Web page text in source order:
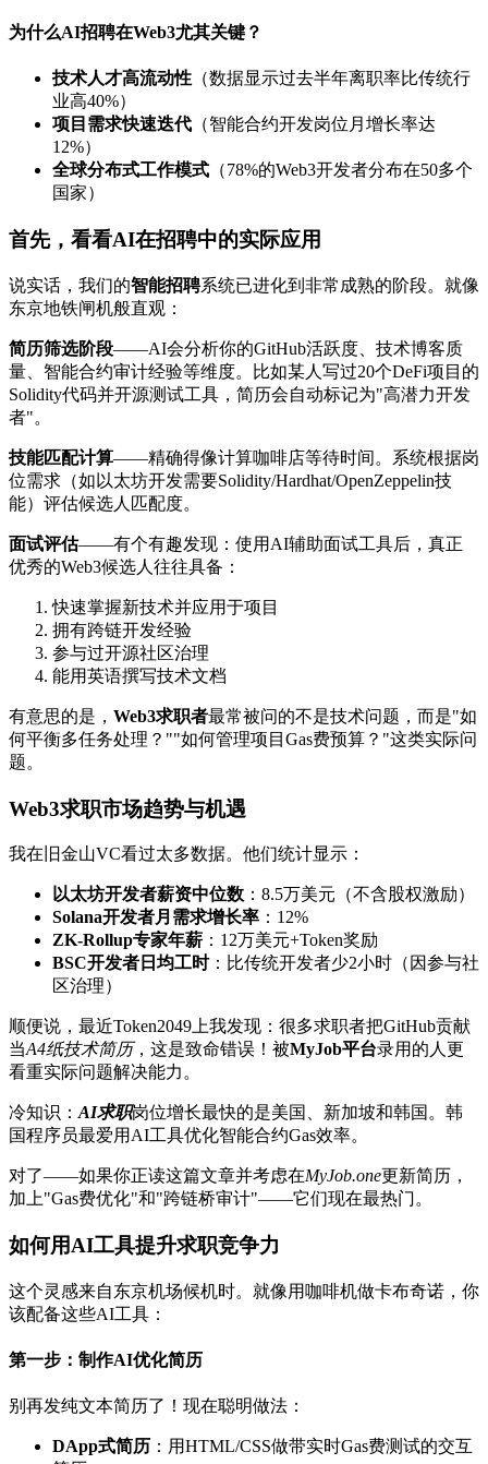
为什么AI招聘在Web3尤其关键？
技术人才高流动性 （数据显示过去半年离职率比传统行
业高40%）
项目需求快速迭代 （智能合约开发岗位月增长率达
12%）
全球分布式工作模式 （78%的Web3开发者分布在50多个
国家）
首先，看看AI在招聘中的实际应用
说实话，我们的智能招聘系统已进化到非常成熟的阶段。就像
东京地铁闸机般直观：
简历筛选阶段——AI会分析你的GitHub活跃度、技术博客质
量、智能合约审计经验等维度。比如某人写过20个DeFi项目的
Solidity代码并开源测试工具，简历会自动标记为"高潜力开发
者"。
技能匹配计算——精确得像计算咖啡店等待时间。系统根据岗
位需求（如以太坊开发需要Solidity/Hardhat/OpenZeppelin技
能）评估候选人匹配度。
面试评估——有个有趣发现：使用AI辅助面试工具后，真正
优秀的Web3候选人往往具备：
快速掌握新技术并应用于项目
拥有跨链开发经验
参与过开源社区治理
能用英语撰写技术文档
有意思的是， Web3求职者最常被问的不是技术问题，而是"如
何平衡多任务处理？""如何管理项目Gas费预算？"这类实际问
题。
Web3求职市场趋势与机遇
我在旧金山VC看过太多数据。他们统计显示：
以太坊开发者薪资中位数 ：8.5万美元（不含股权激励）
Solana开发者月需求增长率 ：12%
ZK-Rollup专家年薪 ：12万美元+Token奖励
BSC开发者日均工时：比传统开发者少2小时（因参与社
区治理）
顺便说，最近Token2049上我发现：很多求职者把GitHub贡献
当A4纸技术简历，这是致命错误！被MyJob平台录用的人更
看重实际问题解决能力。
冷知识： AI求职岗位增长最快的是美国、新加坡和韩国。韩
国程序员最爱用AI工具优化智能合约Gas效率。
对了——如果你正读这篇文章并考虑在MyJob.one更新简历，
加上"Gas费优化"和"跨链桥审计"——它们现在最热门。
如何用AI工具提升求职竞争力
这个灵感来自东京机场候机时。就像用咖啡机做卡布奇诺，你
该配备这些AI工具：
第一步：制作AI优化简历
别再发纯文本简历了！现在聪明做法：
DApp式简历 ：用HTML/CSS做带实时Gas费测试的交互